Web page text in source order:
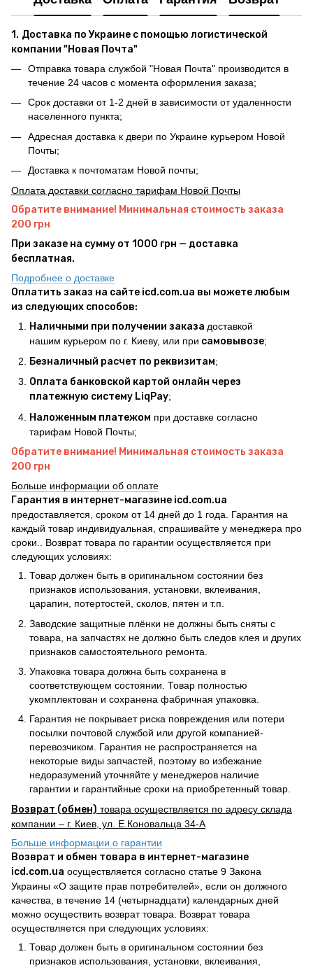
1. Доставка по Украине с помощью логистической
компании "Новая Почта"
Отправка товара службой "Новая Почта" производится в
течение 24 часов с момента оформления заказа;
Срок доставки от 1-2 дней в зависимости от удаленности
населенного пункта;
Адресная доставка к двери по Украине курьером Новой
Почты;
Доставка к почтоматам Новой почты;
Оплата доставки согласно тарифам Новой Почты
Обратите внимание! Минимальная стоимость заказа
200 грн
При заказе на сумму от 1000 грн — доставка
бесплатная.
Подробнее о доставке
Оплатить заказ на сайте icd.com.ua вы можете любым
из следующих способов:
Наличными при получении заказа доставкой
нашим курьером по г. Киеву, или при самовывозе;
Безналичный расчет по реквизитам;
Оплата банковской картой онлайн через
платежную систему LiqPay;
Наложенным платежом при доставке согласно
тарифам Новой Почты;
Обратите внимание! Минимальная стоимость заказа
200 грн
Больше информации об оплате
Гарантия в интернет-магазине icd.com.ua
предоставляется, сроком от 14 дней до 1 года. Гарантия на
каждый товар индивидуальная, спрашивайте у менеджера про
сроки.. Возврат товара по гарантии осуществляется при
следующих условиях:
Товар должен быть в оригинальном состоянии без
признаков использования, установки, вклеивания,
царапин, потертостей, сколов, пятен и т.п.
Заводские защитные плёнки не должны быть сняты с
товара, на запчастях не должно быть следов клея и других
признаков самостоятельного ремонта.
Упаковка товара должна быть сохранена в
соответствующем состоянии. Товар полностью
укомплектован и сохранена фабричная упаковка.
Гарантия не покрывает риска повреждения или потери
посылки почтовой службой или другой компанией-
перевозчиком. Гарантия не распространяется на
некоторые виды запчастей, поэтому во избежание
недоразумений уточняйте у менеджеров наличие
гарантии и гарантийные сроки на приобретенный товар.
Возврат (обмен) товара осуществляется по адресу склада
компании – г. Киев, ул. Е.Коновальца 34-А
Больше информации о гарантии
Возврат и обмен товара в интернет-магазине
icd.com.ua осуществляется согласно статье 9 Закона
Украины «О защите прав потребителей», если он должного
качества, в течение 14 (четырнадцати) календарных дней
можно осуществить возврат товара. Возврат товара
осуществляется при следующих условиях:
Товар должен быть в оригинальном состоянии без
признаков использования, установки, вклеивания,